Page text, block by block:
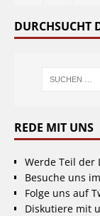
DURCHSUCHT
REDE MIT UNS
Werde Teil der
Besuche uns
Folge uns auf
Diskutiere mit